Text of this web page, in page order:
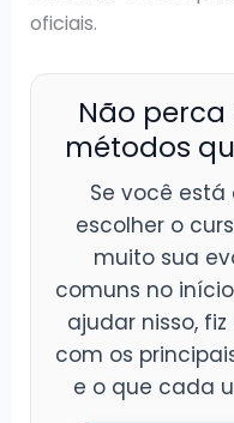
oficiais.
Não
métodos
Se você
escolher o
muito sua
comuns no
ajudar nisso,
com os
e o que cada